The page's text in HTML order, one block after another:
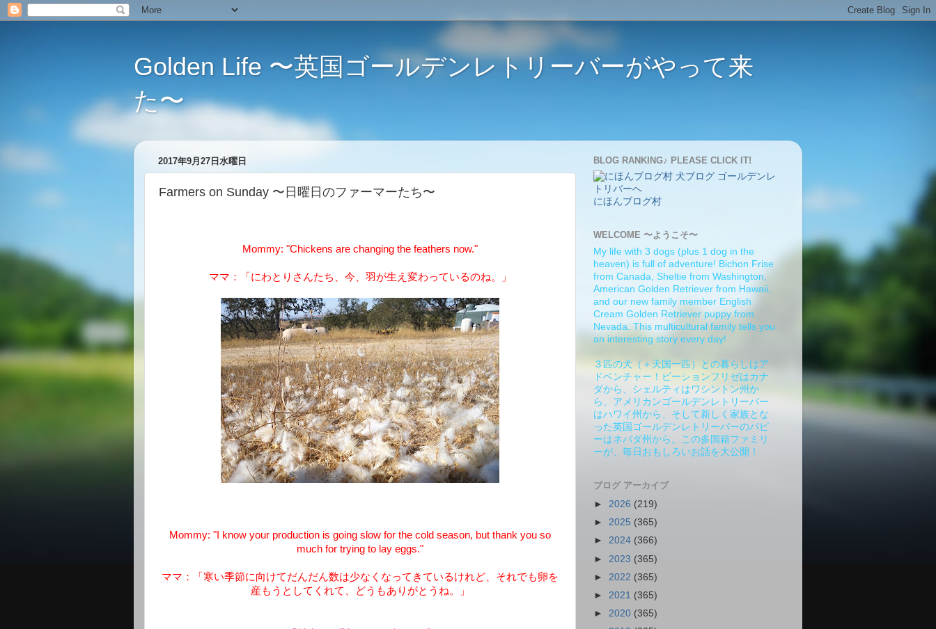
Golden Life 〜英国ゴールデンレトリーバーがやって来
た〜
2017年9月27日水曜日
Farmers on Sunday 〜日曜日のファーマーたち〜
Mommy: "Chickens are changing the feathers now."
ママ：「にわとりさんたち、今、羽が生え変わっているのね。」
Mommy: "I know your production is going slow for the cold season, but thank you so
much for trying to lay eggs."
ママ：「寒い季節に向けてだんだん数は少なくなってきているけれど、それでも卵を
産もうとしてくれて、どうもありがとうね。」
BLOG RANKING♪ PLEASE CLICK IT!
にほんブログ村
WELCOME 〜ようこそ〜
My life with 3 dogs (plus 1 dog in the
heaven) is full of adventure! Bichon Frise
from Canada, Sheltie from Washington,
American Golden Retriever from Hawaii,
and our new family member English
Cream Golden Retriever puppy from
Nevada. This multicultural family tells you
an interesting story every day!
３匹の犬（＋天国一匹）との暮らしはア
ドベンチャー！ビーションフリゼはカナ
ダから、シェルティはワシントン州か
ら、アメリカンゴールデンレトリーバー
はハワイ州から、そして新しく家族とな
った英国ゴールデンレトリーバーのパピ
ーはネバダ州から。この多国籍ファミリ
ーが、毎日おもしろいお話を大公開！
ブログ アーカイブ
► 2026 (219)
► 2025 (365)
► 2024 (366)
► 2023 (365)
► 2022 (365)
► 2021 (365)
► 2020 (365)